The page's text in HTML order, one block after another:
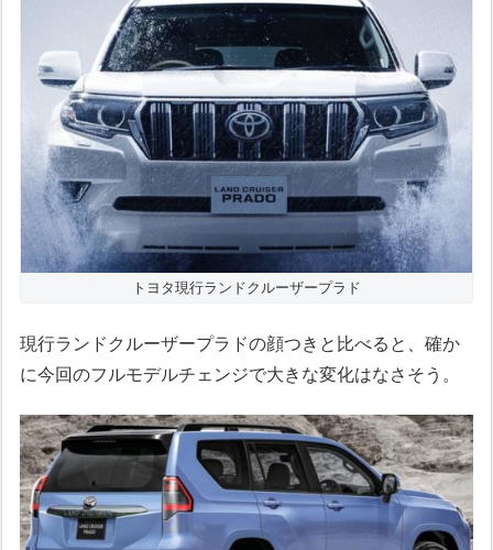
トヨタ現行ランドクルーザープラド
現行ランドクルーザープラドの顔つきと比べると、確か
に今回のフルモデルチェンジで大きな変化はなさそう。